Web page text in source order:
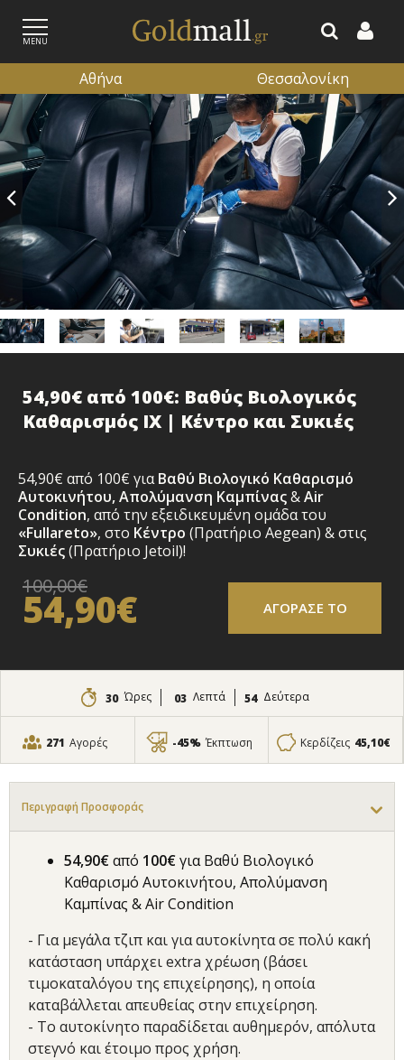
MENU
ΕΓΓΡΑΦΗ ΕΙΣΟΔΟΣ
Αθήνα Θεσσαλονίκη
54,90€ από 100€: Βαθύς Βιολογικός
Καθαρισμός ΙΧ | Κέντρο και Συκιές
54,90€ από 100€ γιαΒαθύ Βιολογικό Καθαρισμό
Αυτοκινήτου,Απολύμανση Καμπίνας&Air
Condition, από την εξειδικευμένη ομάδα του
«Fullareto», στο Κέντρο (Πρατήριο Aegean) & στις
Συκιές(Πρατήριο Jetoil)!
100,00€
54,90€ ΑΓΟΡΑΣΕ ΤΟ
30 Ώρες 03 Λεπτά 52 Δεύτερα
271 Αγορές -45% Έκπτωση Κερδίζεις 45,10€
Περιγραφή Προσφοράς
54,90€από 100€για Βαθύ Βιολογικό
Καθαρισμό Αυτοκινήτου, Απολύμανση
Καμπίνας & Air Condition
- Για μεγάλα τζιπ και για αυτοκίνητα σε πολύ κακή
κατάσταση υπάρχει extra χρέωση (βάσει
τιμοκαταλόγου της επιχείρησης), η οποία
καταβάλλεται απευθείας στην επιχείρηση.
- Το αυτοκίνητο παραδίδεται αυθημερόν, απόλυτα
στεγνό και έτοιμο προς χρήση.